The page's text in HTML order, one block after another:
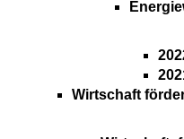
Wirtschaft